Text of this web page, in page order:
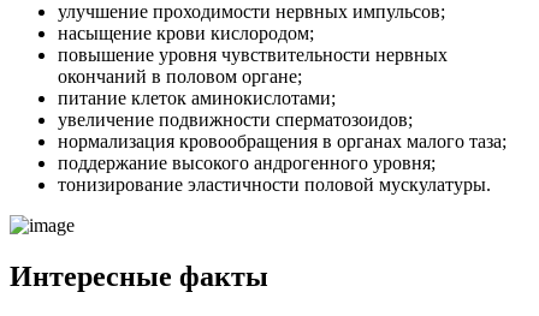
улучшение проходимости нервных импульсов;
насыщение крови кислородом;
повышение уровня чувствительности нервных
окончаний в половом органе;
питание клеток аминокислотами;
увеличение подвижности сперматозоидов;
нормализация кровообращения в органах малого таза;
поддержание высокого андрогенного уровня;
тонизирование эластичности половой мускулатуры.
Интересные факты